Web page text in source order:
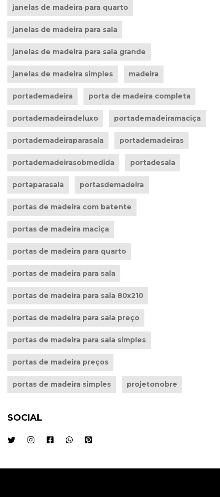
janelas de madeira para quarto
janelas de madeira para sala
janelas de madeira para sala grande
janelas de madeira simples madeira
portademadeira porta de madeira completa
portademadeiradeluxo portademadeiramaciça
portademadeiraparasala portademadeiras
portademadeirasobmedida portadesala
portaparasala portasdemadeira
portas de madeira com batente
portas de madeira maciça
portas de madeira para quarto
portas de madeira para sala
portas de madeira para sala 80x210
portas de madeira para sala preço
portas de madeira para sala simples
portas de madeira preços
portas de madeira simples projetonobre
SOCIAL